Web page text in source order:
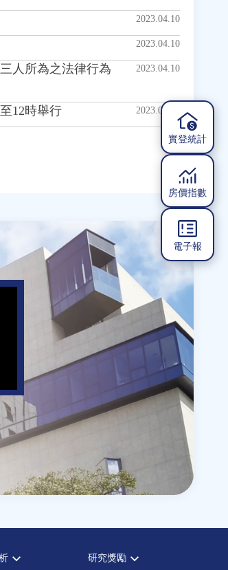
2023.04.10
2023.04.10
人所為之法律行為
2023.04.10
12時舉行 2023.04.10
研究獎勵
實登統計
房價指數
電子報